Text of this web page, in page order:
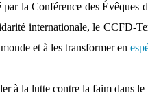
la Conférence des Évêques
internationale, le CCFD-
et à les transformer en
à la lutte contre la faim dans le